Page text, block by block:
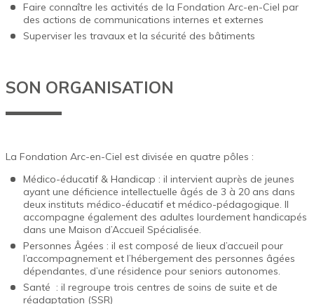
Faire connaître les activités de la Fondation Arc-en-Ciel par
des actions de communications internes et externes
Superviser les travaux et la sécurité des bâtiments
SON ORGANISATION
La Fondation Arc-en-Ciel est divisée en quatre pôles :
Médico-éducatif & Handicap : il intervient auprès de jeunes
ayant une déficience intellectuelle âgés de 3 à 20 ans dans
deux instituts médico-éducatif et médico-pédagogique. Il
accompagne également des adultes lourdement handicapés
dans une Maison d’Accueil Spécialisée.
Personnes Âgées : il est composé de lieux d’accueil pour
l’accompagnement et l’hébergement des personnes âgées
dépendantes, d’une résidence pour seniors autonomes.
Santé : il regroupe trois centres de soins de suite et de
réadaptation (SSR)